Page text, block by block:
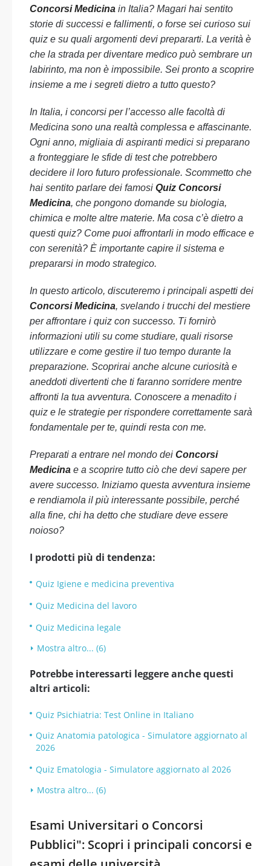
Concorsi Medicina in Italia? Magari hai sentito
storie di successi e fallimenti, o forse sei curioso sui
quiz e su quali argomenti devi prepararti. La verità è
che la strada per diventare medico può sembrare un
labirinto, ma non è impossibile. Sei pronto a scoprire
insieme a me i segreti dietro a tutto questo?
In Italia, i concorsi per l’accesso alle facoltà di
Medicina sono una realtà complessa e affascinante.
Ogni anno, migliaia di aspiranti medici si preparano
a fronteggiare le sfide di test che potrebbero
decidere il loro futuro professionale. Scommetto che
hai sentito parlare dei famosi Quiz Concorsi
Medicina, che pongono domande su biologia,
chimica e molte altre materie. Ma cosa c’è dietro a
questi quiz? Come puoi affrontarli in modo efficace e
con serenità? È importante capire il sistema e
prepararsi in modo strategico.
In questo articolo, discuteremo i principali aspetti dei
Concorsi Medicina, svelando i trucchi del mestiere
per affrontare i quiz con successo. Ti fornirò
informazioni utili su come studiare, quali risorse
utilizzare e come gestire il tuo tempo durante la
preparazione. Scoprirai anche alcune curiosità e
aneddoti divertenti che ti faranno sorridere mentre
affronti la tua avventura. Conoscere a menadito i
quiz e le strategie per rispondere correttamente sarà
fondamentale per te, quindi resta con me.
Preparati a entrare nel mondo dei Concorsi
Medicina e a scoprire tutto ciò che devi sapere per
avere successo. Iniziamo questa avventura insieme
e rendiamola il più interessante possibile, perché
alla fine, chi ha detto che studiare deve essere
noioso?
I prodotti più di tendenza:
Quiz Igiene e medicina preventiva
Quiz Medicina del lavoro
Quiz Medicina legale
Mostra altro... (6)
Potrebbe interessarti leggere anche questi
altri articoli:
Quiz Psichiatria: Test Online in Italiano
Quiz Anatomia patologica - Simulatore aggiornato al
2026
Quiz Ematologia - Simulatore aggiornato al 2026
Mostra altro... (6)
Esami Universitari o Concorsi
Pubblici": Scopri i principali concorsi e